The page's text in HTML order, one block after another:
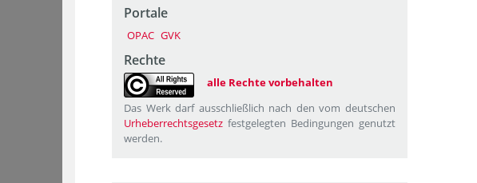
Portale
OPAC GVK
Rechte
alle Rechte vorbehalten
Das Werk darf ausschließlich nach den vom deutschen
Urheberrechtsgesetz festgelegten Bedingungen genutzt
werden.